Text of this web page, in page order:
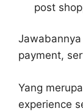
post
payment,
Yang
experience